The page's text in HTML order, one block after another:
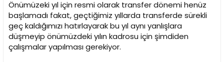
Önümüzeki yıl için resmi olarak transfer dönemi henüz
başlamadı fakat, geçtiğimiz yıllarda transferde sürekli
geç kaldığımızı hatırlayarak bu yıl aynı yanlışlara
düşmeyip önümüzdeki yılın kadrosu için şimdiden
çalışmalar yapılması gerekiyor.